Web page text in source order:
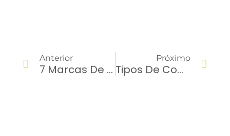
Anterior
7 Marcas De Caminhões Que Vão Fazer A Diferença Em Sua Frota Em 2024
Próximo
Tipos De Combustível: Escolha O Melhor Para A Sua Frota